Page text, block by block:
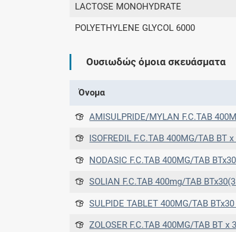
LACTOSE MONOHYDRATE
POLYETHYLENE GLYCOL 6000
Ουσιωδώς όμοια σκευάσματα
Όνομα
AMISULPRIDE/MYLAN F.C.TAB 400MG/TAB
ISOFREDIL F.C.TAB 400MG/TAB BT
NODASIC F.C.TAB 400MG/TAB
SOLIAN F.C.TAB 400mg/TAB
SULPIDE TABLET 400MG/TAB BTx30 tabs
ZOLOSER F.C.TAB 400MG/TAB BT x